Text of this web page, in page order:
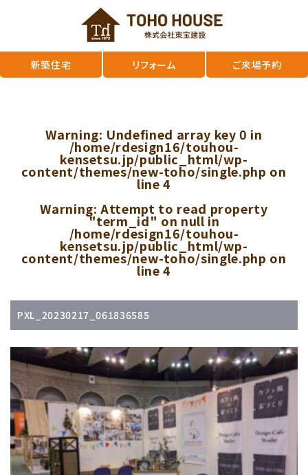
新築住宅 リフォーム ご来場予約
Warning: Undefined array key 0 in
/home/rdesign16/touhou-
kensetsu.jp/public_html/wp-
content/themes/new-toho/single.php on
line4
Warning: Attempt to read property
"term_id" on null in
/home/rdesign16/touhou-
kensetsu.jp/public_html/wp-
content/themes/new-toho/single.php on
line4
PXL_20230217_061836585